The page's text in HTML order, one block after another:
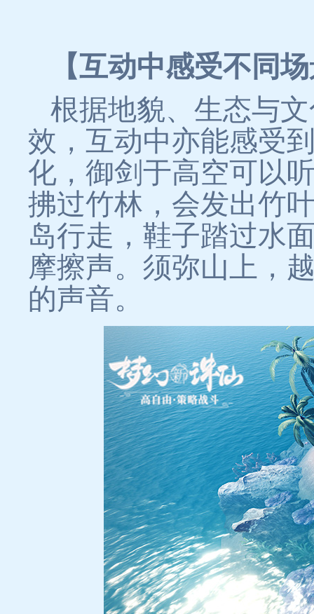
【互动中感受不同
根据地貌、生态与
效，互动中亦能感受
化，御剑于高空可以
拂过竹林，会发出竹
岛行走，鞋子踏过水
摩擦声。须弥山上，
的声音。